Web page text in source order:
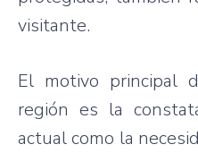
visitante.
El motivo principal
región es la
actual como la